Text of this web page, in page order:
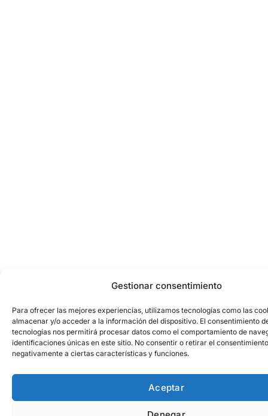
Gestionar consentimiento
Para ofrecer las mejores experiencias, utilizamos tecnologías como las
almacenar y/o acceder a la información del dispositivo. El consentimiento
tecnologías nos permitirá procesar datos como el comportamiento de
identificaciones únicas en este sitio. No consentir o retirar el
negativamente a ciertas características y funciones.
Aceptar